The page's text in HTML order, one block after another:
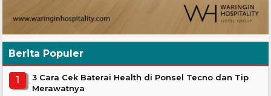
Berita Populer
3 Cara Cek Baterai Health di Ponsel Tecno dan Tip
Merawatnya